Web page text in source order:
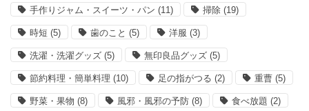
手作りジャム・スイーツ・パン (11) 掃除 (19)
時短 (5) 歯のこと (5) 洋服 (3)
洗濯・洗濯グッズ (5) 無印良品グッズ (5)
節約料理・簡単料理 (10) 足の指がつる (2) 重曹 (5)
野菜・果物 (8) 風邪・風邪の予防 (8) 食べ放題 (2)